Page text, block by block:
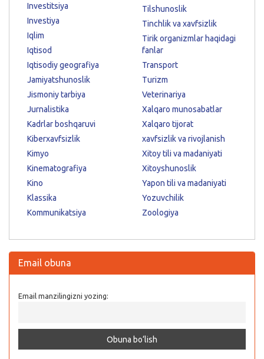
Investitsiya
Investiya
Iqlim
Iqtisod
Iqtisodiy geografiya
Jamiyatshunoslik
Jismoniy tarbiya
Jurnalistika
Kadrlar boshqaruvi
Kiberxavfsizlik
Kimyo
Kinematografiya
Kino
Klassika
Kommunikatsiya
Tilshunoslik
Tinchlik va xavfsizlik
Tirik organizmlar haqidagi
fanlar
Transport
Turizm
Veterinariya
Xalqaro munosabatlar
Xalqaro tijorat
xavfsizlik va rivojlanish
Xitoy tili va madaniyati
Xitoyshunoslik
Yapon tili va madaniyati
Yozuvchilik
Zoologiya
Email obuna
Email manzilingizni yozing: